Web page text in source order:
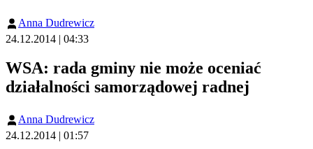
Anna Dudrewicz
24.12.2014 | 04:33
WSA: rada gminy nie może oceniać
działalności samorządowej radnej
Anna Dudrewicz
24.12.2014 | 01:57